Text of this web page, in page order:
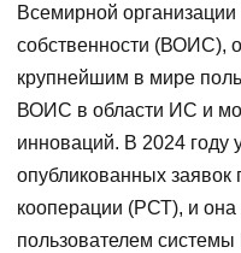
Всемирной организации
собственности (ВОИС),
крупнейшим в мире
ВОИС в области ИС и
инноваций. В 2024 году
опубликованных заявок
кооперации (РСТ), и
пользователем